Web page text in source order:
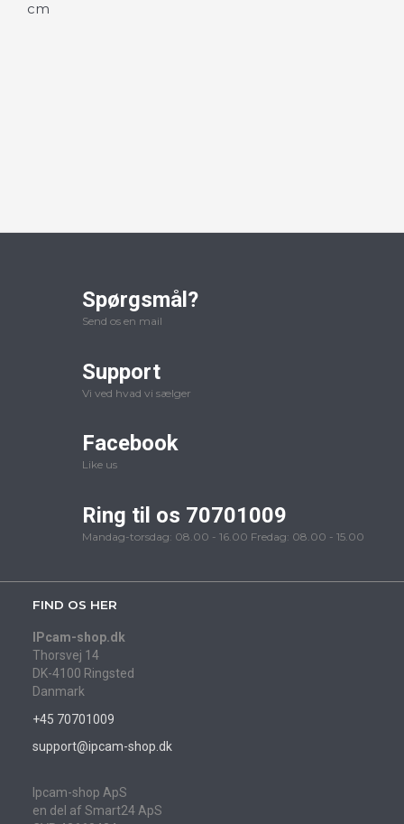
cm
Spørgsmål?
Send os en mail
Support
Vi ved hvad vi sælger
Facebook
Like us
Ring til os 70701009
Mandag-torsdag: 08.00 - 16.00 Fredag: 08.00 - 15.00
FIND OS HER
IPcam-shop.dk
Thorsvej 14
DK-4100 Ringsted
Danmark
+45 70701009
support@ipcam-shop.dk
Ipcam-shop ApS
en del af Smart24 ApS